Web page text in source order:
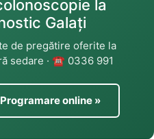
la
Galați
de pregătire oferite la
sedare · ☎ 0336 991
Programare online »